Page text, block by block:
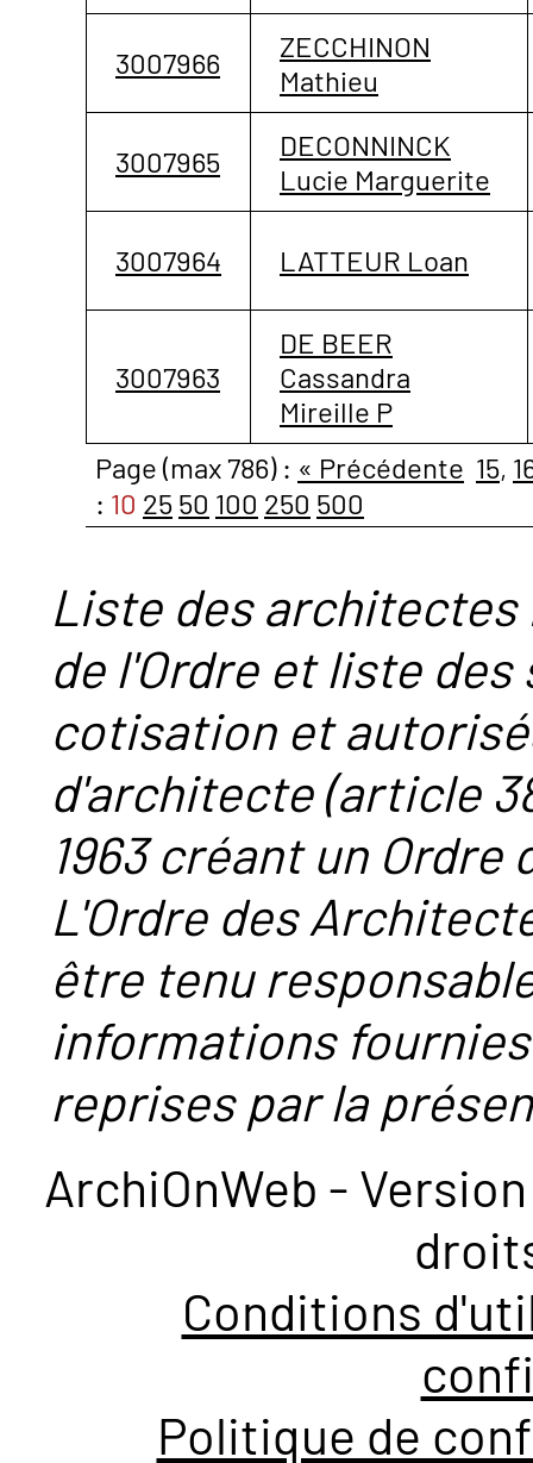
3007966
ZECCHINON
Mathieu
3007965
DECONNINCK
Lucie Marguerite
3007964 LATTEUR Loan
3007963
DE BEER
Cassandra
Mireille P
Page (max 786) : « Précédente 15,
: 10 25 50 100 250 500
Liste des
de l'Ordre et liste
cotisation et
d'architecte (article
1963 créant un
L'Ordre des
être tenu
informations
reprises par la
ArchiOnWeb -
Conditions
Politique de